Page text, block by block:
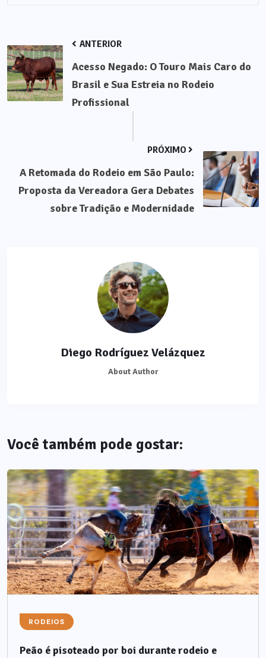
ANTERIOR
Acesso Negado: O Touro Mais Caro do
Brasil e Sua Estreia no Rodeio
Profissional
PRÓXIMO
A Retomada do Rodeio em São Paulo:
Proposta da Vereadora Gera Debates
sobre Tradição e Modernidade
Diego Rodríguez Velázquez
About Author
Você também pode gostar:
RODEIOS
Peão é pisoteado por boi durante rodeio e